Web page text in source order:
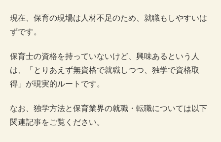
現在、保育の現場は人材不足のため、就職もしやすいは
ずです。
保育士の資格を持っていないけど、興味あるという人
は、「とりあえず無資格で就職しつつ、独学で資格取
得」が現実的ルートです。
なお、独学方法と保育業界の就職・転職については以下
関連記事をご覧ください。